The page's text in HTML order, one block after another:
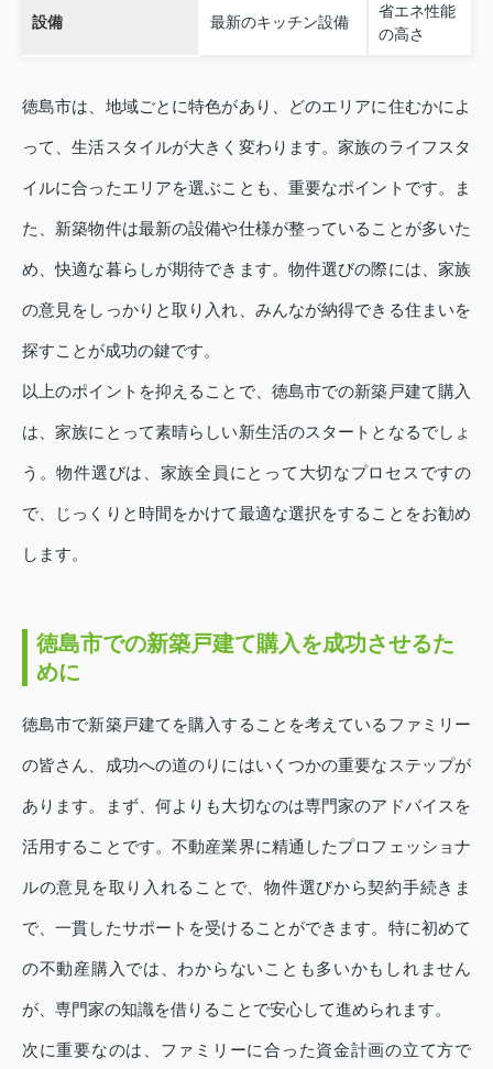
設備 最新のキッチン設備
省エネ性能
の高さ
徳島市は、地域ごとに特色があり、どのエリアに住むかによ
って、生活スタイルが大きく変わります。家族のライフスタ
イルに合ったエリアを選ぶことも、重要なポイントです。ま
た、新築物件は最新の設備や仕様が整っていることが多いた
め、快適な暮らしが期待できます。物件選びの際には、家族
の意見をしっかりと取り入れ、みんなが納得できる住まいを
探すことが成功の鍵です。
以上のポイントを抑えることで、徳島市での新築戸建て購入
は、家族にとって素晴らしい新生活のスタートとなるでしょ
う。物件選びは、家族全員にとって大切なプロセスですの
で、じっくりと時間をかけて最適な選択をすることをお勧め
します。
徳島市での新築戸建て購入を成功させるた
めに
徳島市で新築戸建てを購入することを考えているファミリー
の皆さん、成功への道のりにはいくつかの重要なステップが
あります。まず、何よりも大切なのは専門家のアドバイスを
活用することです。不動産業界に精通したプロフェッショナ
ルの意見を取り入れることで、物件選びから契約手続きま
で、一貫したサポートを受けることができます。特に初めて
の不動産購入では、わからないことも多いかもしれません
が、専門家の知識を借りることで安心して進められます。
次に重要なのは、ファミリーに合った資金計画の立て方で